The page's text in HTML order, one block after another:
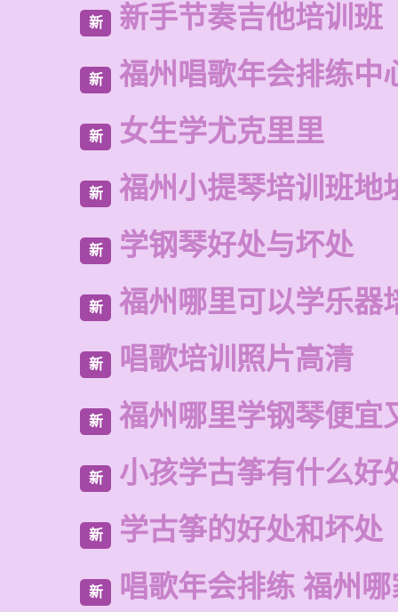
新 新手节奏吉他培训班
新 福州唱歌年会排练中
新 女生学尤克里里
新 福州小提琴培训班地
新 学钢琴好处与坏处
新 福州哪里可以学乐器
新 唱歌培训照片高清
新 福州哪里学钢琴便宜
新 小孩学古筝有什么好
新 学古筝的好处和坏处
新 唱歌年会排练 福州